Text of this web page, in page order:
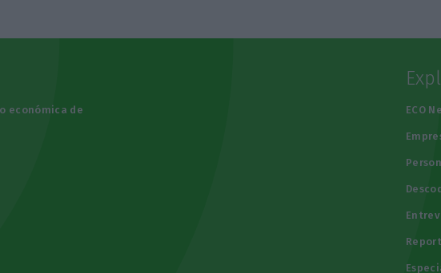
económica de
ECO